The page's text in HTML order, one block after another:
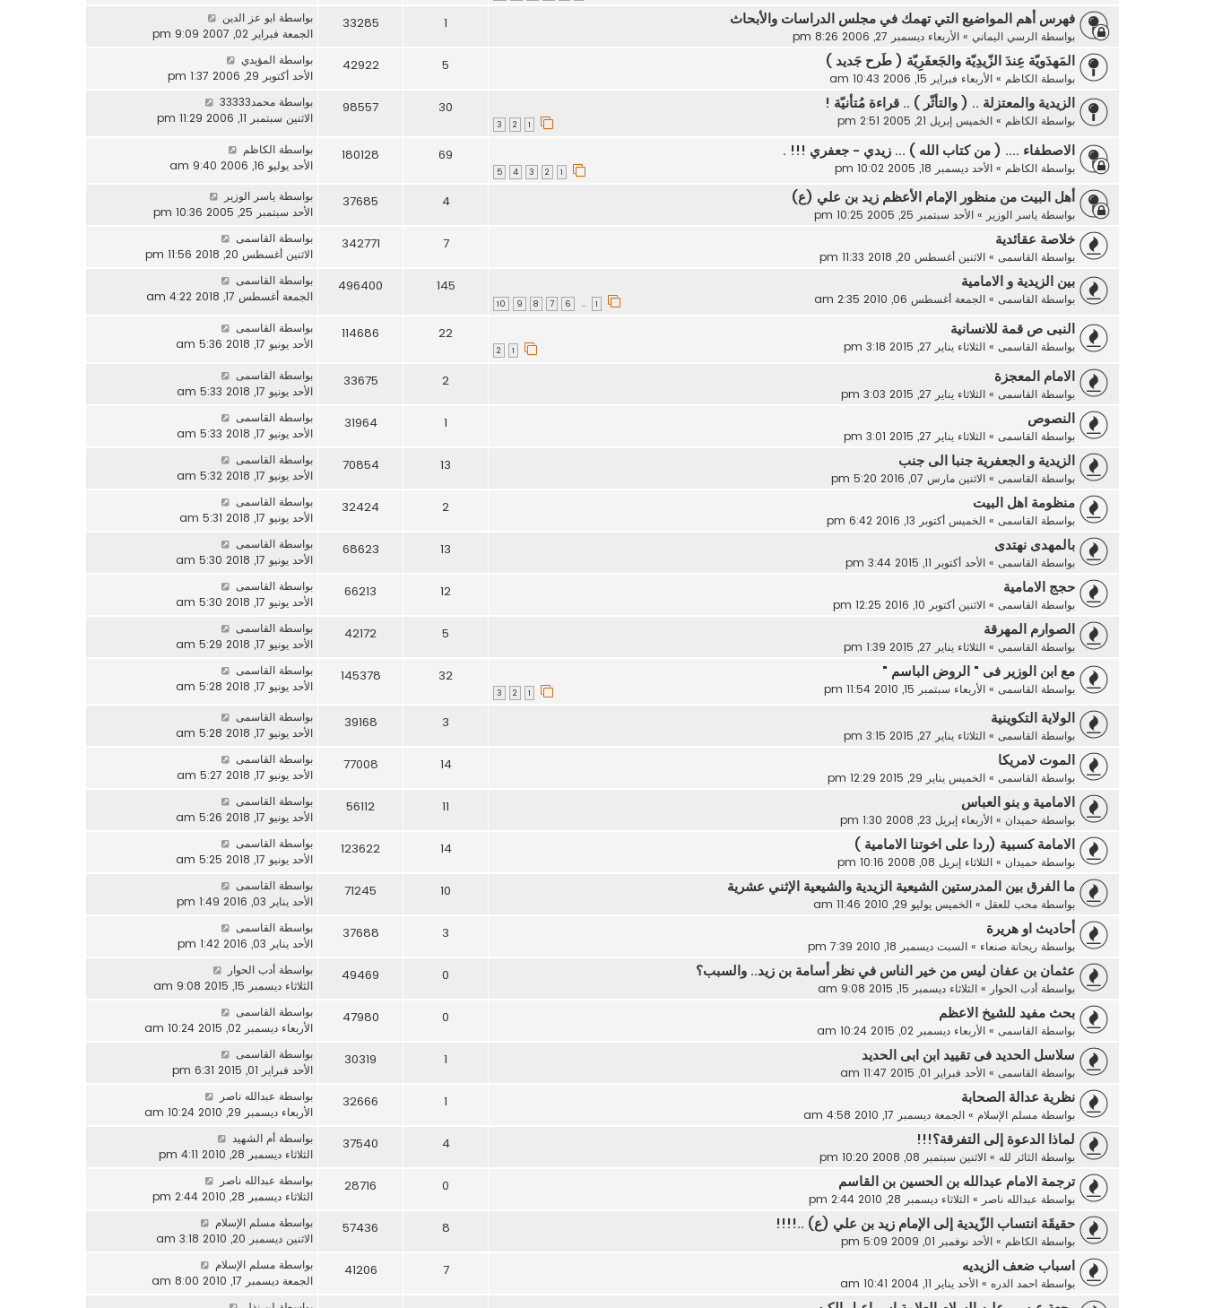
فهرس أهم المواضيع التي تهمك في مجلس الدراسات والأبحاث
بواسطة الرسي اليماني » الأربعاء ديسمبر 27, 2006 8:26 pm
1
33285 بواسطة ابو عز الدين
الجمعة فبراير 02, 2007 9:09 pm
المَهدَويّة عِندَ الزّيدِيّة والجَعفَرِيّة ( طَرح جَديد )
بواسطة الكاظم » الأربعاء فبراير 15, 2006 10:43 am
5
42922 بواسطة المؤيدي
الأحد أكتوبر 29, 2006 1:37 pm
الزيدية والمعتزلة .. ( والتأثّر ) .. قراءة مُتأنيّة !
بواسطة الكاظم » الخميس إبريل 21, 2005 2:51 pm 1
2
3
30
98557 بواسطة محمد33333
الاثنين سبتمبر 11, 2006 11:29 pm
الاصطفاء .... ( من كتاب الله ) ... زيدي - جعفري !!! .
بواسطة الكاظم » الأحد ديسمبر 18, 2005 10:02 pm 1
2
3
4
5
69
180128 بواسطة الكاظم
الأحد يوليو 16, 2006 9:40 am
أهل البيت من منظور الإمام الأعظم زيد بن علي (ع)
بواسطة ياسر الوزير » الأحد سبتمبر 25, 2005 10:25 pm
4
37685 بواسطة ياسر الوزير
الأحد سبتمبر 25, 2005 10:36 pm
خلاصة عقائدية
بواسطة القاسمى » الاثنين أغسطس 20, 2018 11:33 pm
7
342771 بواسطة القاسمى
الاثنين أغسطس 20, 2018 11:56 pm
بين الزيدية و الامامية
بواسطة القاسمى » الجمعة أغسطس 06, 2010 2:35 am 1
…
6
7
8
9
10
145
496400 بواسطة القاسمى
الجمعة أغسطس 17, 2018 4:22 am
النبى ص قمة للانسانية
بواسطة القاسمى » الثلاثاء يناير 27, 2015 3:18 pm 1
2
22
114686 بواسطة القاسمى
الأحد يونيو 17, 2018 5:36 am
الامام المعجزة
بواسطة القاسمى » الثلاثاء يناير 27, 2015 3:03 pm
2
33675 بواسطة القاسمى
الأحد يونيو 17, 2018 5:33 am
النصوص
بواسطة القاسمى » الثلاثاء يناير 27, 2015 3:01 pm
1
31964 بواسطة القاسمى
الأحد يونيو 17, 2018 5:33 am
الزيدية و الجعفرية جنبا الى جنب
بواسطة القاسمى » الاثنين مارس 07, 2016 5:20 pm
13
70854 بواسطة القاسمى
الأحد يونيو 17, 2018 5:32 am
منظومة اهل البيت
بواسطة القاسمى » الخميس أكتوبر 13, 2016 6:42 pm
2
32424 بواسطة القاسمى
الأحد يونيو 17, 2018 5:31 am
بالمهدى نهتدى
بواسطة القاسمى » الأحد أكتوبر 11, 2015 3:44 pm
13
68623 بواسطة القاسمى
الأحد يونيو 17, 2018 5:30 am
حجج الامامية
بواسطة القاسمى » الاثنين أكتوبر 10, 2016 12:25 pm
12
66213 بواسطة القاسمى
الأحد يونيو 17, 2018 5:30 am
الصوارم المهرقة
بواسطة القاسمى » الثلاثاء يناير 27, 2015 1:39 pm
5
42172 بواسطة القاسمى
الأحد يونيو 17, 2018 5:29 am
مع ابن الوزير فى " الروض الباسم "
بواسطة القاسمى » الأربعاء سبتمبر 15, 2010 11:54 pm 1
2
3
32
145378 بواسطة القاسمى
الأحد يونيو 17, 2018 5:28 am
الولاية التكوينية
بواسطة القاسمى » الثلاثاء يناير 27, 2015 3:15 pm
3
39168 بواسطة القاسمى
الأحد يونيو 17, 2018 5:28 am
الموت لامريكا
بواسطة القاسمى » الخميس يناير 29, 2015 12:29 pm
14
77008 بواسطة القاسمى
الأحد يونيو 17, 2018 5:27 am
الامامية و بنو العباس
بواسطة حميدان » الأربعاء إبريل 23, 2008 1:30 pm
11
56112 بواسطة القاسمى
الأحد يونيو 17, 2018 5:26 am
الامامة كسبية (ردا على اخوتنا الامامية )
بواسطة حميدان » الثلاثاء إبريل 08, 2008 10:16 pm
14
123622 بواسطة القاسمى
الأحد يونيو 17, 2018 5:25 am
ما الفرق بين المدرستين الشيعية الزيدية والشيعية الإثني عشرية
بواسطة محب للعقل » الخميس يوليو 29, 2010 11:46 am
10
71245 بواسطة القاسمى
الأحد يناير 03, 2016 1:49 pm
أحاديث او هريرة
بواسطة ريحانة صنعاء » السبت ديسمبر 18, 2010 7:39 pm
3
37688 بواسطة القاسمى
الأحد يناير 03, 2016 1:42 pm
عثمان بن عفان ليس من خير الناس في نظر أسامة بن زيد.. والسبب؟
بواسطة أدب الحوار » الثلاثاء ديسمبر 15, 2015 9:08 am
0
49469 بواسطة أدب الحوار
الثلاثاء ديسمبر 15, 2015 9:08 am
بحث مفيد للشيخ الاعظم
بواسطة القاسمى » الأربعاء ديسمبر 02, 2015 10:24 am
0
47980 بواسطة القاسمى
الأربعاء ديسمبر 02, 2015 10:24 am
سلاسل الحديد فى تقييد ابن ابى الحديد
بواسطة القاسمى » الأحد فبراير 01, 2015 11:47 am
1
30319 بواسطة القاسمى
الأحد فبراير 01, 2015 6:31 pm
نظرية عدالة الصحابة
بواسطة مسلم الإسلام » الجمعة ديسمبر 17, 2010 4:58 am
1
32666 بواسطة عبدالله ناصر
الأربعاء ديسمبر 29, 2010 10:24 am
لماذا الدعوة إلى التفرقة؟!!!
بواسطة الثائر لله » الاثنين سبتمبر 08, 2008 10:20 pm
4
37540 بواسطة أم الشهيد
الثلاثاء ديسمبر 28, 2010 4:11 pm
ترجمة الامام عبدالله بن الحسين بن القاسم
بواسطة عبدالله ناصر » الثلاثاء ديسمبر 28, 2010 2:44 pm
0
28716 بواسطة عبدالله ناصر
الثلاثاء ديسمبر 28, 2010 2:44 pm
حقيقَة انتساب الزّيدية إلى الإمام زيد بن علي (ع) ..!!!!
بواسطة الكاظم » الأحد نوفمبر 01, 2009 5:09 pm
8
57436 بواسطة مسلم الإسلام
الاثنين ديسمبر 20, 2010 3:18 am
اسباب ضعف الزيديه
بواسطة احمد الدره » الأحد يناير 11, 2004 10:41 am
7
41206 بواسطة مسلم الإسلام
الجمعة ديسمبر 17, 2010 8:00 am